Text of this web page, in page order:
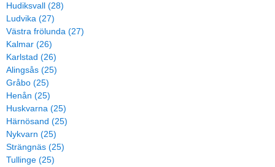
Hudiksvall (28)
Ludvika (27)
Västra frölunda (27)
Kalmar (26)
Karlstad (26)
Alingsås (25)
Gråbo (25)
Henån (25)
Huskvarna (25)
Härnösand (25)
Nykvarn (25)
Strängnäs (25)
Tullinge (25)